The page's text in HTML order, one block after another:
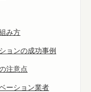
み方
ョンの成功事例
注意点
ーション業者